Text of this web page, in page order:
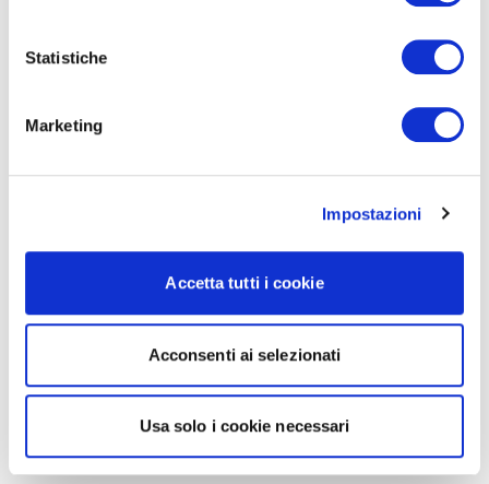
Statistiche
Marketing
Impostazioni
Accetta tutti i cookie
Acconsenti ai selezionati
Usa solo i cookie necessari